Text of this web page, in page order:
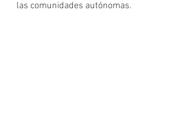
las comunidades autónomas.